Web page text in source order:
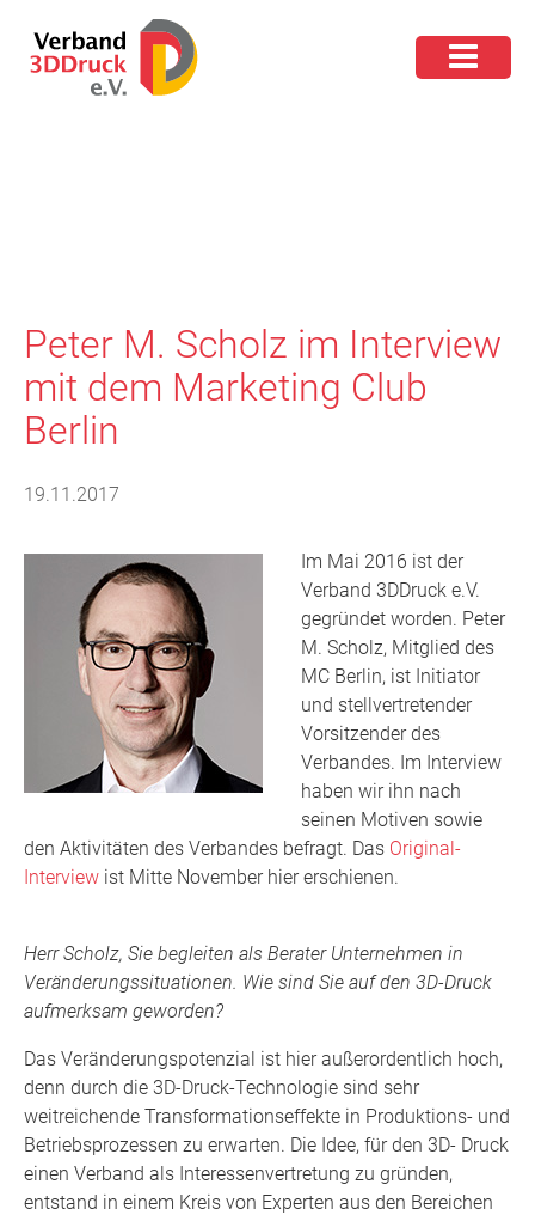
Peter M. Scholz im Interview
mit dem Marketing Club
Berlin
19.11.2017
Im Mai 2016 ist der
Verband 3DDruck e.V.
gegründet worden. Peter
M. Scholz, Mitglied des
MC Berlin, ist Initiator
und stellvertretender
Vorsitzender des
Verbandes. Im Interview
haben wir ihn nach
seinen Motiven sowie
den Aktivitäten des Verbandes befragt. Das Original-
Interview ist Mitte November hier erschienen.
Herr Scholz, Sie begleiten als Berater Unternehmen in
Veränderungssituationen. Wie sind Sie auf den 3D-Druck
aufmerksam geworden?
Das Veränderungspotenzial ist hier außerordentlich hoch,
denn durch die 3D-Druck-Technologie sind sehr
weitreichende Transformationseffekte in Produktions- und
Betriebsprozessen zu erwarten. Die Idee, für den 3D- Druck
einen Verband als Interessenvertretung zu gründen,
entstand in einem Kreis von Experten aus den Bereichen